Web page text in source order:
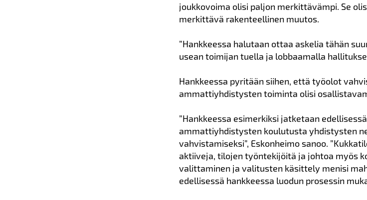
joukkovoima olisi paljon merkittävämpi. Se
merkittävä rakenteellinen muutos.
”Hankkeessa halutaan ottaa askelia tähän
usean toimijan tuella ja lobbaamalla
Hankkeessa pyritään siihen, että työolot
ammattiyhdistysten toiminta olisi
”Hankkeessa esimerkiksi jatketaan
ammattiyhdistysten koulutusta yhdistysten
vahvistamiseksi”, Eskonheimo sanoo.
aktiiveja, tilojen työntekijöitä ja johtoa myös
valittaminen ja valitusten käsittely menisi
edellisessä hankkeessa luodun prosessin